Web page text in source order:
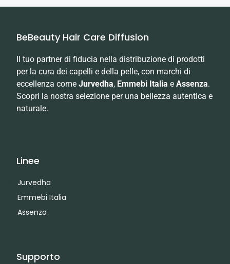
BeBeauty Hair Care Diffusion
Il tuo partner di fiducia nella distribuzione di prodotti
per la cura dei capelli e della pelle, con marchi di
eccellenza come Jurvedha, Emmebi Italia e Assenza.
Scopri la nostra selezione per una bellezza autentica e
naturale.
Linee
Jurvedha
Emmebi Italia
Assenza
Supporto